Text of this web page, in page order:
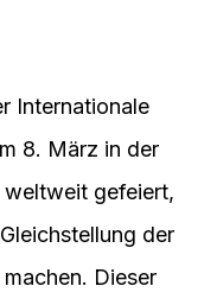
Internationale
8. März in der
weltweit gefeiert,
der
Dieser